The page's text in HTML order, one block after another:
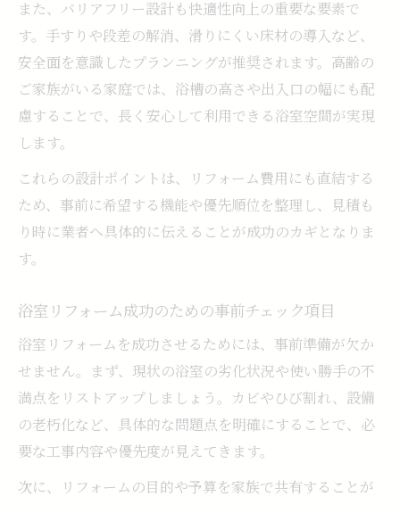
また、バリアフリー設計も快適性向上の重要な要素で
す。手すりや段差の解消、滑りにくい床材の導入など、
安全面を意識したプランニングが推奨されます。高齢の
ご家族がいる家庭では、浴槽の高さや出入口の幅にも配
慮することで、長く安心して利用できる浴室空間が実現
します。
これらの設計ポイントは、リフォーム費用にも直結する
ため、事前に希望する機能や優先順位を整理し、見積も
り時に業者へ具体的に伝えることが成功のカギとなりま
す。
浴室リフォーム成功のための事前チェック項目
浴室リフォームを成功させるためには、事前準備が欠か
せません。まず、現状の浴室の劣化状況や使い勝手の不
満点をリストアップしましょう。カビやひび割れ、設備
の老朽化など、具体的な問題点を明確にすることで、必
要な工事内容や優先度が見えてきます。
次に、リフォームの目的や予算を家族で共有することが